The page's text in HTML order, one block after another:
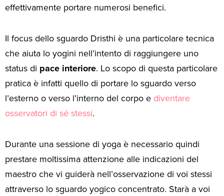
effettivamente portare numerosi benefici.
Il focus dello sguardo Dristhi è una particolare tecnica
che aiuta lo yogini nell’intento di raggiungere uno
status di pace interiore. Lo scopo di questa particolare
pratica è infatti quello di portare lo sguardo verso
l’esterno o verso l’interno del corpo e diventare
osservatori di sé stessi.
Durante una sessione di yoga è necessario quindi
prestare moltissima attenzione alle indicazioni del
maestro che vi guiderà nell’osservazione di voi stessi
attraverso lo sguardo yogico concentrato. Starà a voi